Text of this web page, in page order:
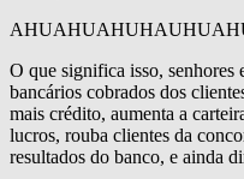
O que significa isso, senhores
bancários cobrados dos
mais crédito, aumenta a
lucros, rouba clientes da
resultados do banco, e ainda